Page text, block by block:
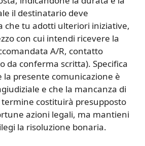
il destinatario deve
che tu adotti ulteriori iniziative,
con cui intendi ricevere la
A/R, contatto
da conferma scritta). Specifica
presente comunicazione è
e che la mancanza di
costituirà presupposto
azioni legali, ma mantieni
la risoluzione bonaria.